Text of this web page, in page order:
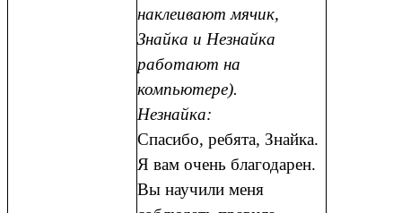
наклеивают мячик,
Знайка и Незнайка
работают на
компьютере).
Незнайка:
Спасибо, ребята, Знайка.
Я вам очень благодарен.
Вы научили меня